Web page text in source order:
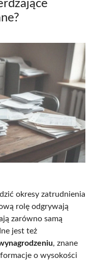
okresy zatrudnienia
rolę odgrywają
zarówno samą
jest też
, znane
o wysokości